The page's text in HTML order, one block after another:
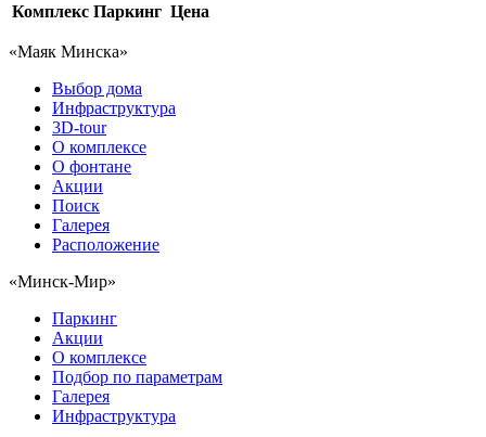
Комплекс Паркинг Цена
«Маяк Минска»
Выбор дома
Инфраструктура
3D-tour
О комплексе
О фонтане
Акции
Поиск
Галерея
Расположение
«Минск-Мир»
Паркинг
Акции
О комплексе
Подбор по параметрам
Галерея
Инфраструктура